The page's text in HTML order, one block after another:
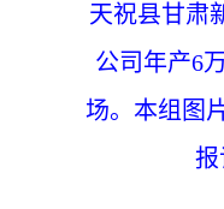
天祝县甘肃
公司年产6
场。本组图
报